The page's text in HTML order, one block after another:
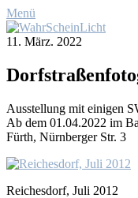
Menü
11. März. 2022
Aus­stel­lung mit ei­ni­gen
Ab dem 01.04.2022 im
Fürth, Nürn­ber­ger Str. 3
Rei­ches­dorf, Ju­li 2012